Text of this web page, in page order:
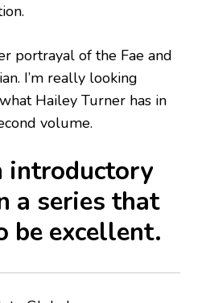
portrayal of the Fae and
I’m really looking
Hailey Turner has in
volume.
introductory
a series that
be excellent.